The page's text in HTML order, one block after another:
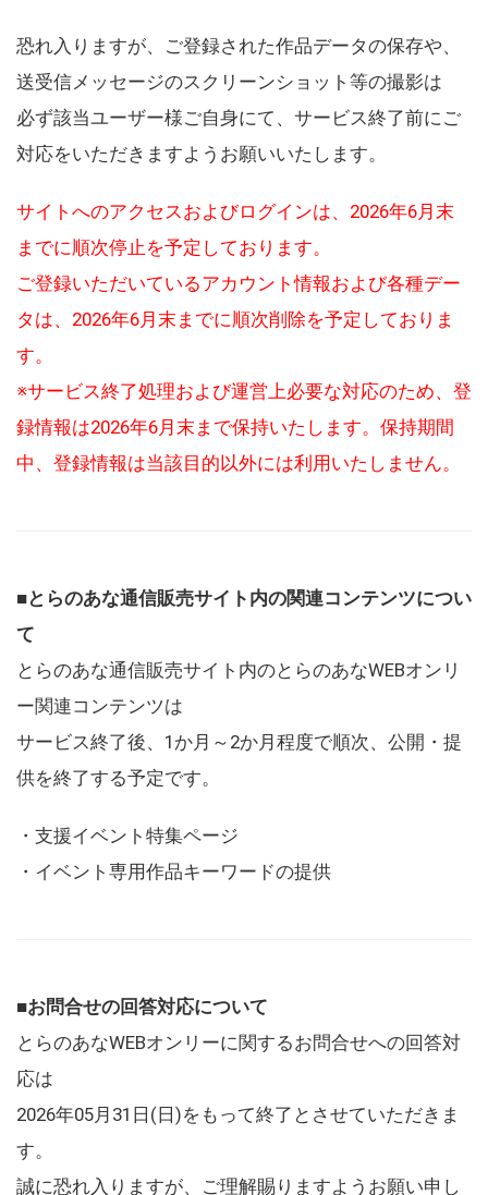
恐れ入りますが、ご登録された作品データの保存や、
送受信メッセージのスクリーンショット等の撮影は
必ず該当ユーザー様ご自身にて、サービス終了前にご
対応をいただきますようお願いいたします。
サイトへのアクセスおよびログインは、2026年6月末
までに順次停止を予定しております。
ご登録いただいているアカウント情報および各種デー
タは、2026年6月末までに順次削除を予定しておりま
す。
※サービス終了処理および運営上必要な対応のため、登
録情報は2026年6月末まで保持いたします。保持期間
中、登録情報は当該目的以外には利用いたしません。
■とらのあな通信販売サイト内の関連コンテンツについ
て
とらのあな通信販売サイト内のとらのあなWEBオンリ
ー関連コンテンツは
サービス終了後、1か月～2か月程度で順次、公開・提
供を終了する予定です。
・支援イベント特集ページ
・イベント専用作品キーワードの提供
■お問合せの回答対応について
とらのあなWEBオンリーに関するお問合せへの回答対
応は
2026年05月31日(日)をもって終了とさせていただきま
す。
誠に恐れ入りますが、ご理解賜りますようお願い申し